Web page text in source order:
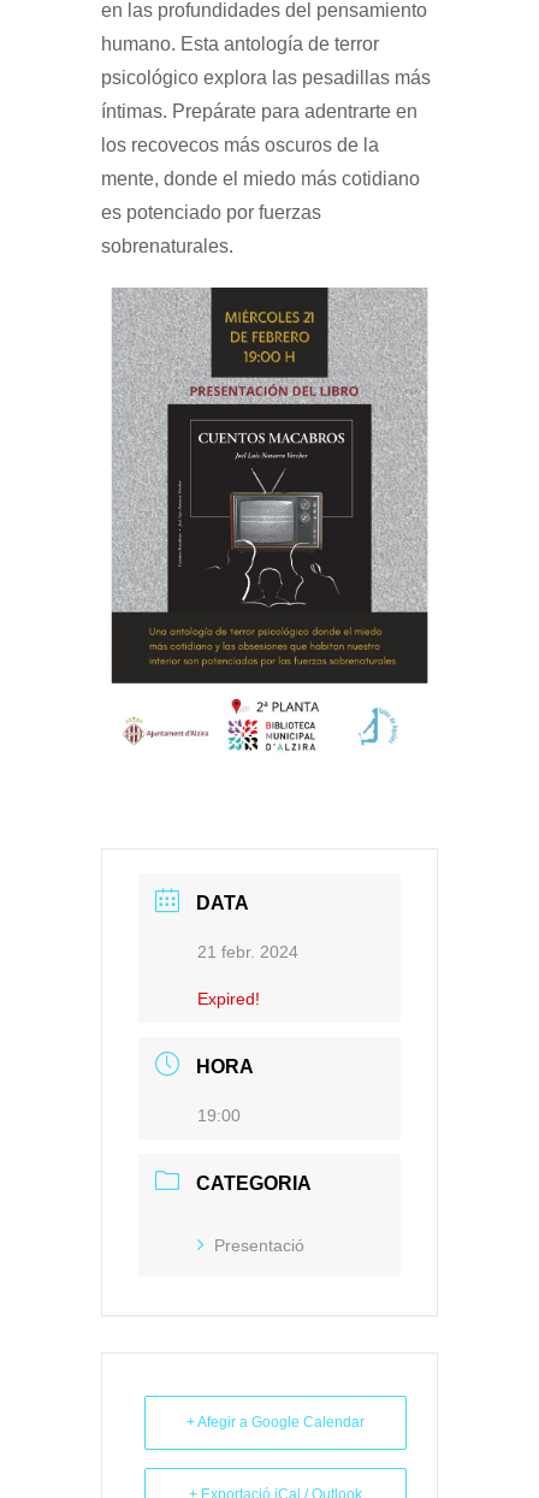
en las profundidades del pensamiento
humano. Esta antología de terror
psicológico explora las pesadillas más
íntimas. Prepárate para adentrarte en
los recovecos más oscuros de la
mente, donde el miedo más cotidiano
es potenciado por fuerzas
sobrenaturales.
DATA
21 febr. 2024
Expired!
HORA
19:00
CATEGORIA
Presentació
+ Afegir a Google Calendar
+ Exportació iCal / Outlook